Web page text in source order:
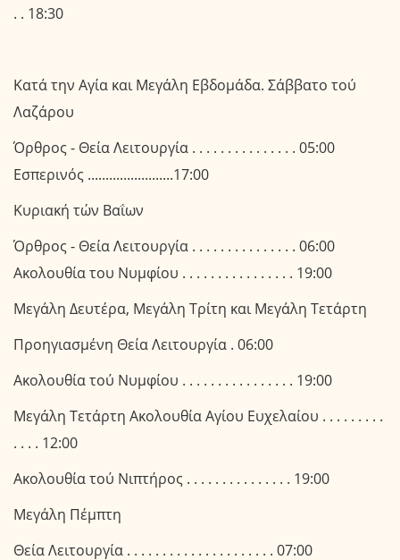
. . 18:30
Κατά την Αγία και Μεγάλη Εβδομάδα. Σάββατο τού
Λαζάρου
Όρθρος - Θεία Λειτουργία . . . . . . . . . . . . . . . 05:00
Εσπερινός ........................17:00
Κυριακή τών Βαΐων
Όρθρος - Θεία Λειτουργία . . . . . . . . . . . . . . . 06:00
Ακολουθία του Νυμφίου . . . . . . . . . . . . . . . . 19:00
Μεγάλη Δευτέρα, Μεγάλη Τρίτη και Μεγάλη Τετάρτη
Προηγιασμένη Θεία Λειτουργία . 06:00
Ακολουθία τού Νυμφίου . . . . . . . . . . . . . . . . 19:00
Μεγάλη Τετάρτη Ακολουθία Αγίου Ευχελαίου . . . . . . . . .
. . . . 12:00
Ακολουθία τού Νιπτήρος . . . . . . . . . . . . . . . 19:00
Μεγάλη Πέμπτη
Θεία Λειτουργία . . . . . . . . . . . . . . . . . . . . . 07:00